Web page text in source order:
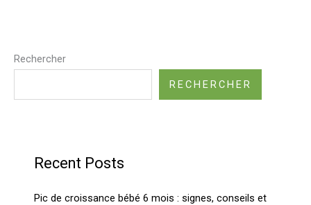
Rechercher
RECHERCHER
Recent Posts
Pic de croissance bébé 6 mois : signes, conseils et